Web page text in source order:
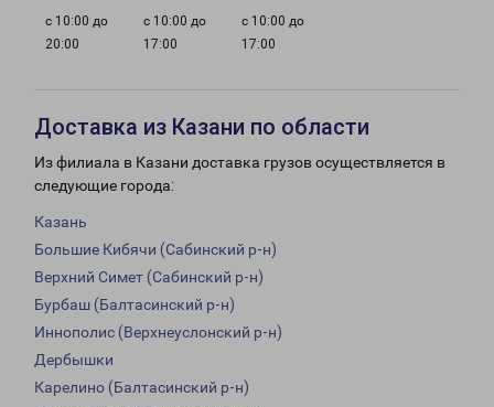
с 10:00 до
20:00
с 10:00 до
17:00
с 10:00 до
17:00
Доставка из Казани по области
Из филиала в Казани доставка грузов осуществляется в
следующие города:
Казань
Большие Кибячи (Сабинский р-н)
Верхний Симет (Сабинский р-н)
Бурбаш (Балтасинский р-н)
Иннополис (Верхнеуслонский р-н)
Дербышки
Карелино (Балтасинский р-н)